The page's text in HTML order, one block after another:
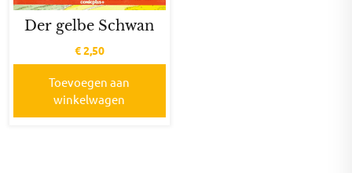
Der gelbe Schwan
€2,50
Toevoegen aan
winkelwagen